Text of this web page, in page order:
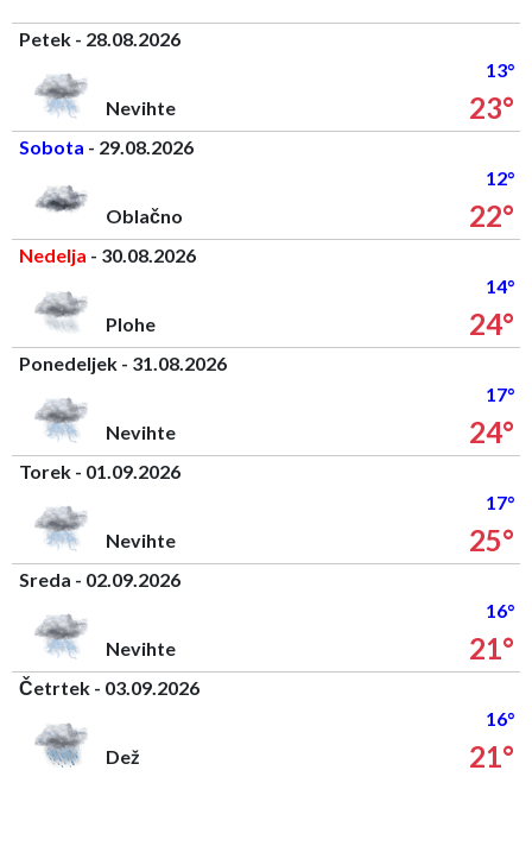
Petek - 28.08.2026
13°
Nevihte
23°
Sobota - 29.08.2026
12°
Oblačno
22°
Nedelja - 30.08.2026
14°
Plohe
24°
Ponedeljek - 31.08.2026
17°
Nevihte
24°
Torek - 01.09.2026
17°
Nevihte
25°
Sreda - 02.09.2026
16°
Nevihte
21°
Četrtek - 03.09.2026
16°
Dež
21°